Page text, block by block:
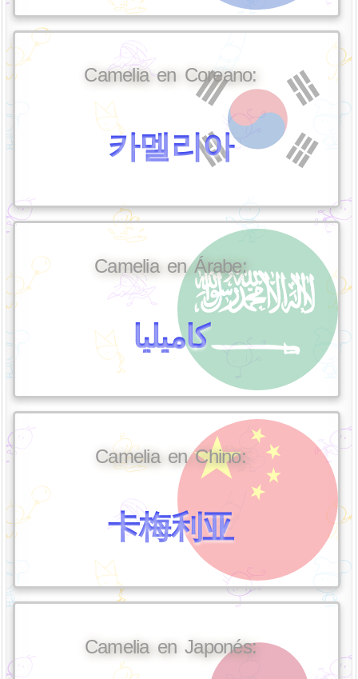
Camelia en Coreano:
카멜리아
Camelia en Árabe:
كاميليا
Camelia en Chino:
卡梅利亚
Camelia en Japonés: